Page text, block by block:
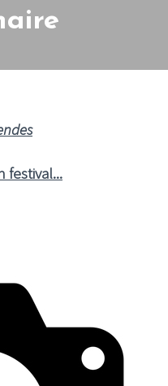
festival...